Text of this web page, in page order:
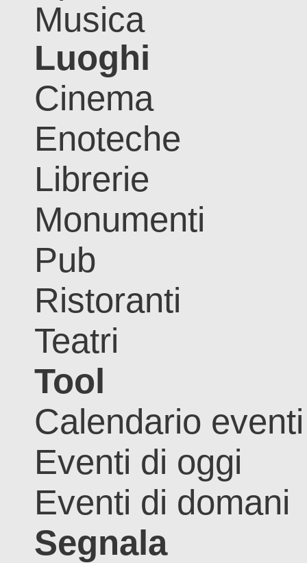
Musica
Luoghi
Cinema
Enoteche
Librerie
Monumenti
Pub
Ristoranti
Teatri
Tool
Calendario eventi
Eventi di oggi
Eventi di domani
Segnala